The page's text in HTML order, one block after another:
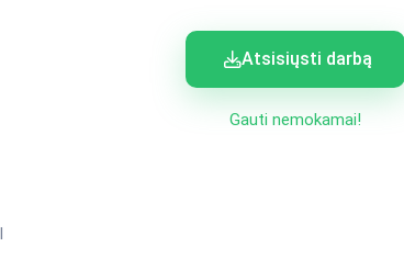
Atsisiųsti darbą
Gauti nemokamai!